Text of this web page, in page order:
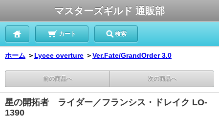
マスターズギルド 通販部
カート 検索
ホーム ＞ Lycee overture ＞Ver.Fate/GrandOrder 3.0
前の商品へ 次の商品へ
星の開拓者 ライダー／フランシス・ドレイク LO-
1390